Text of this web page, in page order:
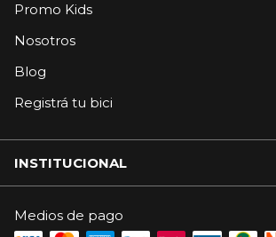
Promo Kids
Nosotros
Blog
Registrá tu bici
INSTITUCIONAL
Medios de pago